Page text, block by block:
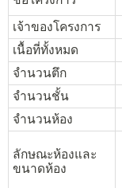
เจ้าของโครงการ
เนื้อที่ทั้งหมด
จำนวนตึก
จำนวนชั้น
จำนวนห้อง
ลักษณะห้องและ
ขนาดห้อง